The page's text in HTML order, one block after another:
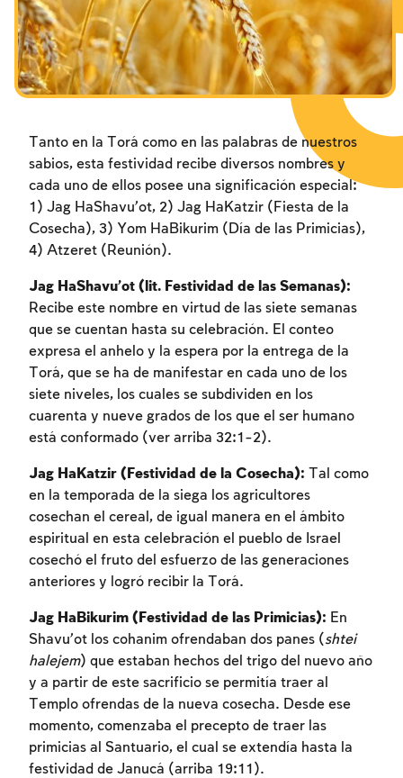
Tanto en la Torá como en las palabras de nuestros
sabios, esta festividad recibe diversos nombres y
cada uno de ellos posee una significación especial:
1) Jag HaShavu’ot, 2) Jag HaKatzir (Fiesta de la
Cosecha), 3) Yom HaBikurim (Día de las Primicias),
4) Atzeret (Reunión).
Jag HaShavu’ot (lit. Festividad de las Semanas):
Recibe este nombre en virtud de las siete semanas
que se cuentan hasta su celebración. El conteo
expresa el anhelo y la espera por la entrega de la
Torá, que se ha de manifestar en cada uno de los
siete niveles, los cuales se subdividen en los
cuarenta y nueve grados de los que el ser humano
está conformado (ver arriba 32:1-2).
Jag HaKatzir (Festividad de la Cosecha): Tal como
en la temporada de la siega los agricultores
cosechan el cereal, de igual manera en el ámbito
espiritual en esta celebración el pueblo de Israel
cosechó el fruto del esfuerzo de las generaciones
anteriores y logró recibir la Torá.
Jag HaBikurim (Festividad de las Primicias): En
Shavu’ot los cohanim ofrendaban dos panes (shtei
halejem) que estaban hechos del trigo del nuevo año
y a partir de este sacrificio se permitía traer al
Templo ofrendas de la nueva cosecha. Desde ese
momento, comenzaba el precepto de traer las
primicias al Santuario, el cual se extendía hasta la
festividad de Janucá (arriba 19:11).